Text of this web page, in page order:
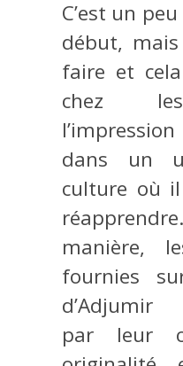
C’est un
début,
faire et
chez
dans un
culture où
manière,
fournies
d’Adjumir
par leur